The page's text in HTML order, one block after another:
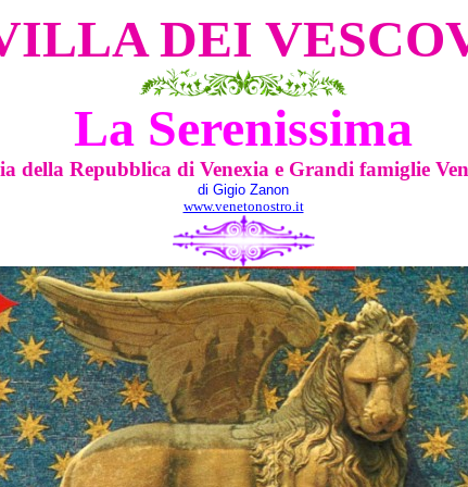
DEI
La Serenissima
della Repubblica di Venexia e Grandi famiglie
di Gigio Zanon
www.venetonostro.it